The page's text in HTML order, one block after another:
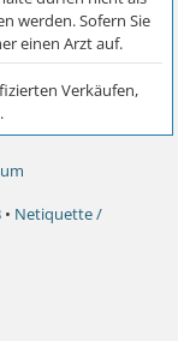
• Netiquette /